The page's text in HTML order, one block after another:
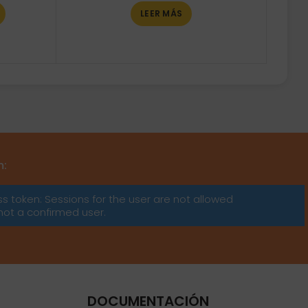
LEER MÁS
token: Sessions for the user are not allowed
a confirmed user.
DOCUMENTACIÓN